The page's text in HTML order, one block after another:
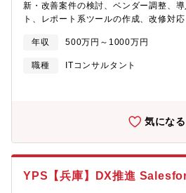
新・改善案件の検討、ベンダー調整、
ト、レポート系ツールの作成、改修対
トワーク維持管理■工場DX推進に向け
検討・工場系データの収集、蓄積、可
と利活用推進【組織の特徴】工場を支
守・運用を担当するポジションです。
年収 500万円～1000万円
職種
ITコンサルタント
気になる
YPS【兵庫】DX推進